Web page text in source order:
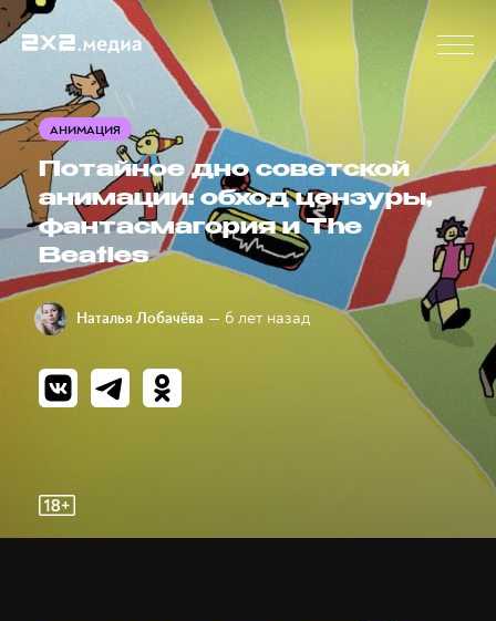
АНИМАЦИЯ
Потайное дно советской
анимации: обход цензуры,
фантасмагория и The
Beatles
Наталья Лобачёва — 6 лет назад